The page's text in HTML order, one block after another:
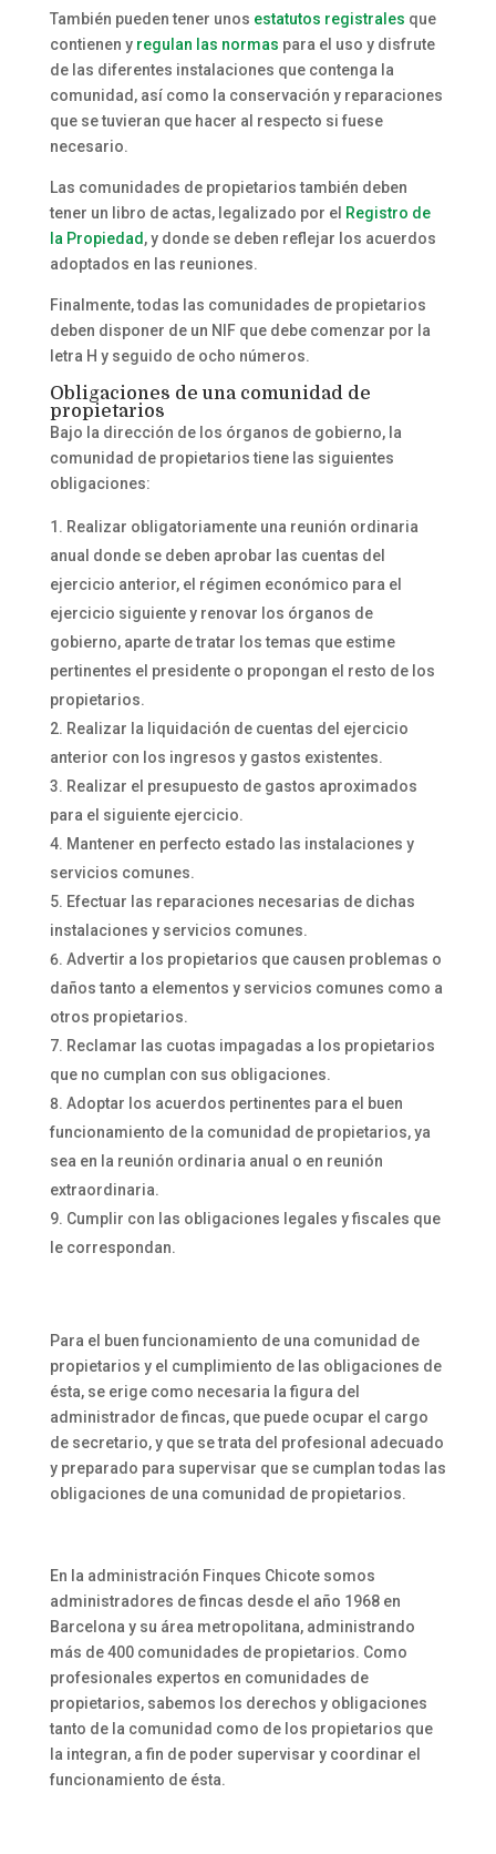
También pueden tener unos estatutos registrales que
contienen y regulan las normas para el uso y disfrute
de las diferentes instalaciones que contenga la
comunidad, así como la conservación y reparaciones
que se tuvieran que hacer al respecto si fuese
necesario.
Las comunidades de propietarios también deben
tener un libro de actas, legalizado por el Registro de
la Propiedad , y donde se deben reflejar los acuerdos
adoptados en las reuniones.
Finalmente, todas las comunidades de propietarios
deben disponer de un NIF que debe comenzar por la
letra H y seguido de ocho números.
Obligaciones de una comunidad de
propietarios
Bajo la dirección de los órganos de gobierno, la
comunidad de propietarios tiene las siguientes
obligaciones:
Realizar obligatoriamente una reunión ordinaria
anual donde se deben aprobar las cuentas del
ejercicio anterior, el régimen económico para el
ejercicio siguiente y renovar los órganos de
gobierno, aparte de tratar los temas que estime
pertinentes el presidente o propongan el resto de los
propietarios.
Realizar la liquidación de cuentas del ejercicio
anterior con los ingresos y gastos existentes.
Realizar el presupuesto de gastos aproximados
para el siguiente ejercicio.
Mantener en perfecto estado las instalaciones y
servicios comunes.
Efectuar las reparaciones necesarias de dichas
instalaciones y servicios comunes.
Advertir a los propietarios que causen problemas o
daños tanto a elementos y servicios comunes como a
otros propietarios.
Reclamar las cuotas impagadas a los propietarios
que no cumplan con sus obligaciones.
Adoptar los acuerdos pertinentes para el buen
funcionamiento de la comunidad de propietarios, ya
sea en la reunión ordinaria anual o en reunión
extraordinaria.
Cumplir con las obligaciones legales y fiscales que
le correspondan.
Para el buen funcionamiento de una comunidad de
propietarios y el cumplimiento de las obligaciones de
ésta, se erige como necesaria la figura del
administrador de fincas, que puede ocupar el cargo
de secretario, y que se trata del profesional adecuado
y preparado para supervisar que se cumplan todas las
obligaciones de una comunidad de propietarios.
En la administración Finques Chicote somos
administradores de fincas desde el año 1968 en
Barcelona y su área metropolitana, administrando
más de 400 comunidades de propietarios. Como
profesionales expertos en comunidades de
propietarios, sabemos los derechos y obligaciones
tanto de la comunidad como de los propietarios que
la integran, a fin de poder supervisar y coordinar el
funcionamiento de ésta.